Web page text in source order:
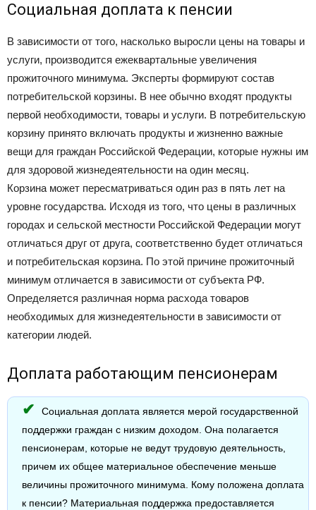
Социальная доплата к пенсии
В зависимости от того, насколько выросли цены на товары и
услуги, производится ежеквартальные увеличения
прожиточного минимума. Эксперты формируют состав
потребительской корзины. В нее обычно входят продукты
первой необходимости, товары и услуги. В потребительскую
корзину принято включать продукты и жизненно важные
вещи для граждан Российской Федерации, которые нужны им
для здоровой жизнедеятельности на один месяц.
Корзина может пересматриваться один раз в пять лет на
уровне государства. Исходя из того, что цены в различных
городах и сельской местности Российской Федерации могут
отличаться друг от друга, соответственно будет отличаться
и потребительская корзина. По этой причине прожиточный
минимум отличается в зависимости от субъекта РФ.
Определяется различная норма расхода товаров
необходимых для жизнедеятельности в зависимости от
категории людей.
Доплата работающим пенсионерам
Социальная доплата является мерой государственной
поддержки граждан с низким доходом. Она полагается
пенсионерам, которые не ведут трудовую деятельность,
причем их общее материальное обеспечение меньше
величины прожиточного минимума. Кому положена доплата
к пенсии? Материальная поддержка предоставляется